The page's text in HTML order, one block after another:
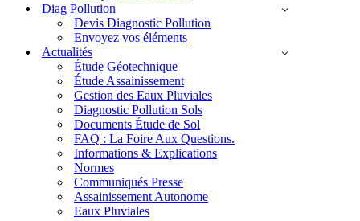
Diag Pollution
Devis Diagnostic Pollution
Envoyez vos éléments
Actualités
Étude Géotechnique
Étude Assainissement
Gestion des Eaux Pluviales
Diagnostic Pollution Sols
Documents Étude de Sol
FAQ : La Foire Aux Questions.
Informations & Explications
Normes
Communiqués Presse
Assainissement Autonome
Eaux Pluviales